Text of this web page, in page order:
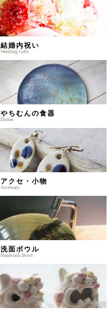
結婚内祝い
Wedding Gifts
やちむんの食器
Dishes
アクセ・小物
Accessary
洗面ボウル
Handwash Bowl